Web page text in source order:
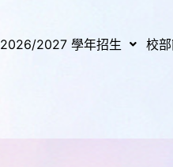
2026/2027 學年招生 校